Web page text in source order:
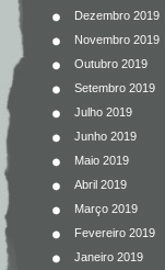
Dezembro 2019
Novembro 2019
Outubro 2019
Setembro 2019
Julho 2019
Junho 2019
Maio 2019
Abril 2019
Março 2019
Fevereiro 2019
Janeiro 2019